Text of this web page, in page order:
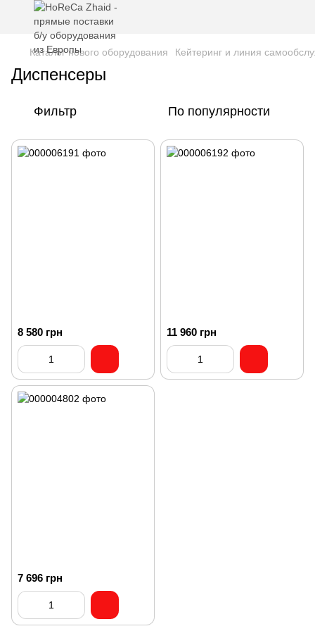
Каталог нового оборудования Кейтеринг и линия
Диспенсеры
Фильтр По популярности
8 580 грн 11 960 грн
7 696 грн